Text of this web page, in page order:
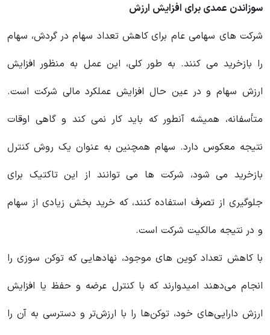
سوزاندن عمدی برای افزایش ارزش
شرکت های سهامی عام برای کاهش تعداد سهام در گردش، سهام
را بازخرید می کنند. به طور کلی، این عمل به منظور افزایش
ارزش سهام و در عین حال افزایش عملکرد مالی شرکت است.
متأسفانه، همیشه آنطور که باید کار نمی کند و گاهی اوقات
نتیجه معکوس دارد. سهام همچنین به عنوان یک روش کنترل
بازخرید می شود، شرکت ها می توانند از این تاکتیک برای
جلوگیری از تصرف استفاده کنند، که خرید بخش زیادی از سهام
و در نتیجه مالکیت شرکت است.
با کاهش تعداد کوین های موجود، نهادهایی که توکن سوزی را
انجام می‌دهند امیدوارند که با کنترل عرضه و حفظ یا افزایش
ارزش دارایی‌های خود، توکن‌ها را با ارزش‌تر و دسترسی به آن را